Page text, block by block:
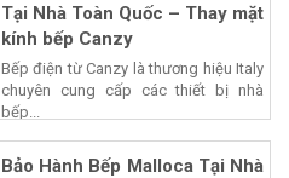
Tại Nhà Toàn Quốc – Thay mặt
kính bếp Canzy
Bếp điện từ Canzy là thương hiệu Italy
chuyên cung cấp các thiết bị nhà
bếp...
Bảo Hành Bếp Malloca Tại Nhà